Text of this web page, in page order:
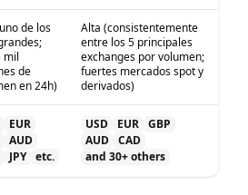
de los
mil
de
en 24h)
Alta (consistentemente
entre los 5 principales
exchanges por volumen;
fuertes mercados spot y
derivados)
EUR
AUD
JPY etc.
USD EUR GBP
AUD CAD
and 30+ others